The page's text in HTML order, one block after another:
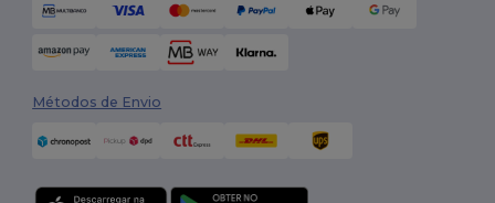
Métodos de Envio